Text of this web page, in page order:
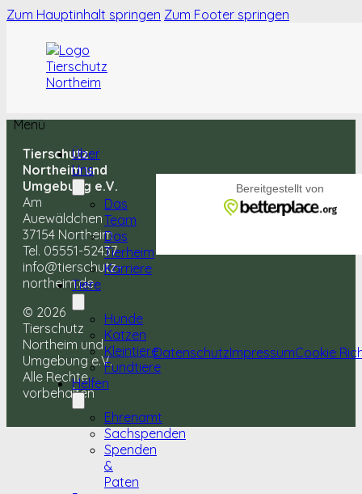
Zum Hauptinhalt springen Zum Footer springen
Menü
Über
Uns
Das
Team
Das
Tierheim
Karriere
Tiere
Hunde
Katzen
Kleintiere
Fundtiere
Helfen
Ehrenamt
Sachspenden
Spenden
&
Paten
Tierschutz
Northeim und
Umgebung e.V.
Am
Auewäldchen
37154 Northeim
Tel. 05551-52437
info@tierschutz-
northeim.de
© 2026
Tierschutz
Northeim und
Umgebung e.V.
Alle Rechte
vorbehalten
DatenschutzImpressumCookie